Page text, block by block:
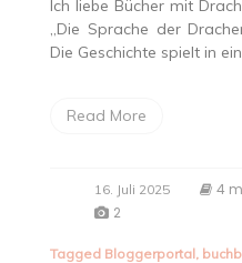
Ich liebe Bücher mit
„Die Sprache der
Die Geschichte spielt in
Read More
16. Juli 2025 4
2
Tagged Bloggerportal,